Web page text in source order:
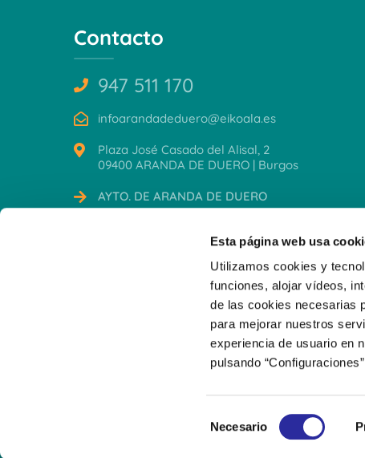
Esta página web usa
Utilizamos cookies y
funciones, alojar vídeos,
de las cookies necesarias
para mejorar nuestros
experiencia de usuario en
pulsando
e
Necesario
Contacto
947 511 170
infoarandadeduero@eikoala.es
Plaza José Casado del Alisal, 2
09400 ARANDA DE DUERO | Burgos
AYTO. DE ARANDA DE DUERO
© 2026 Escuela Infantil Municipal Aranda de Duero